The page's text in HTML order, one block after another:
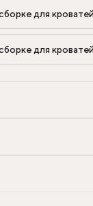
сборке для